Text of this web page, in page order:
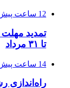
12 ساعت پیش
تا ۳۱ مرداد
14 ساعت پیش